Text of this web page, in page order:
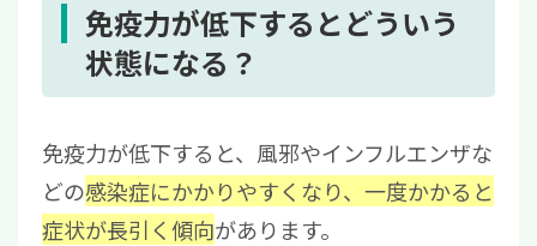
免疫力が低下するとどういう
状態になる？
免疫力が低下すると、風邪やインフルエンザな
どの感染症にかかりやすくなり、一度かかると
症状が長引く傾向があります。